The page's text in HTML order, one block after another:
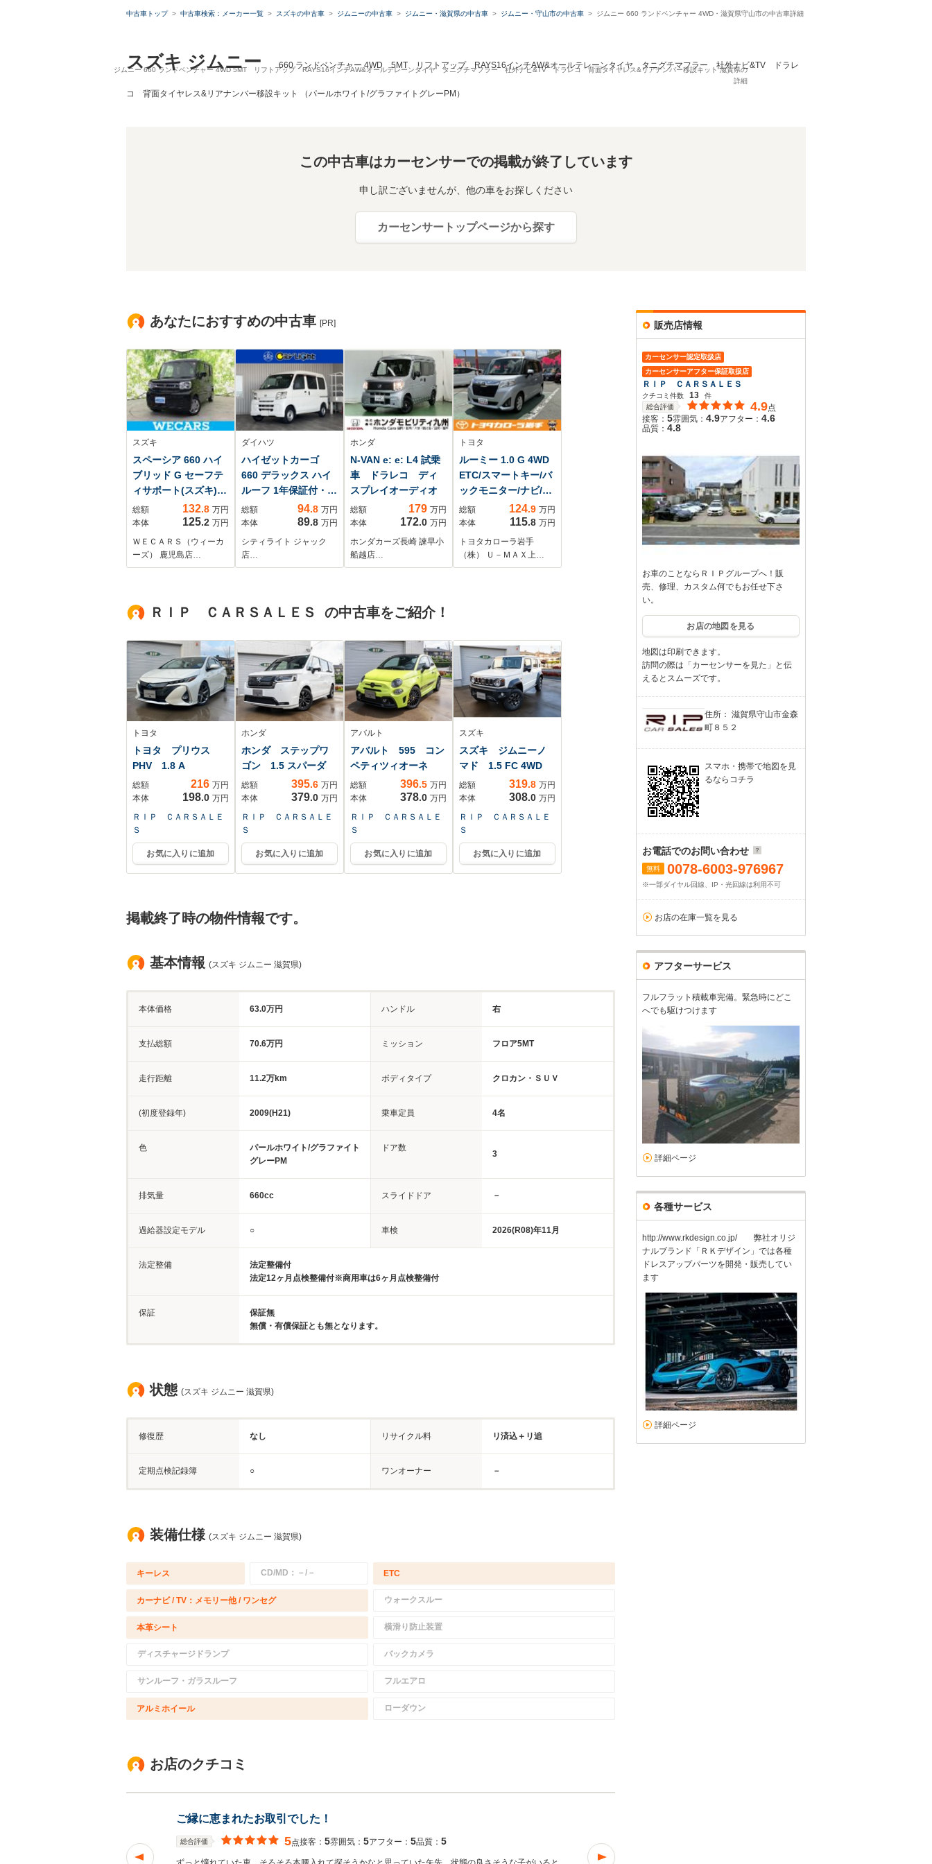
ジムニー 660 ランドベンチャー 4WD 5MT リフトアップ RAYS16インチAW&オールテレーンタイヤ タニグチマフラー 社外ナビ&TV ドラレコ 背面タイヤレス&リアナンバー移設キット 滋賀県の
詳細
中古車トップ 中古車検索：メーカー一覧 スズキの中古車 ジムニーの中古車 ジムニー・滋賀県の中古車 ジムニー・守山市の中古車 ジムニー 660 ランドベンチャー 4WD・滋賀県守山市の中古車詳細
スズキ ジムニー 660 ランドベンチャー 4WD 5MT リフトアップ RAYS16インチAW&オールテレーンタイヤ タニグチマフラー 社外ナビ&TV ドラレ
コ 背面タイヤレス&リアナンバー移設キット （パールホワイト/グラファイトグレーPM）
この中古車はカーセンサーでの掲載が終了しています
申し訳ございませんが、他の車をお探しください
カーセンサートップページから探す
あなたにおすすめの中古車 [PR]
スズキ
スペーシア 660 ハイ
ブリッド G セーフテ
ィサポート(スズキ)/
車線逸脱防止支援シ
ステム/ABS/横滑り防
止装置/アイドリング
ストップ/禁煙車/エア
バッグ 運転席/エアバ
ドウ
総額 132.8 万円
本体
125.2 万円
ＷＥＣＡＲＳ（ウィーカ
ーズ） 鹿児島店…
ダイハツ
ハイゼットカーゴ
660 デラックス ハイ
ルーフ 1年保証付・ロ
ーン2.9パーセント・
ハイルーフ・AM/FM
ラジオ・Wエアバッ
グ・パワーステアリ
ング・パワーウィン
ール・キーレスエン
ーマット・サイドバ
イザー
総額 94.8 万円
本体
89.8 万円
シティライト ジャック
店…
ホンダ
N-VAN e: e: L4 試乗
車 ドラレコ ディ
スプレイオーディオ
総額 179 万円
本体
172.0 万円
ホンダカーズ長崎 諫早小
船越店…
トヨタ
ルーミー 1.0 G 4WD
ETC/スマートキー/バ
ックモニター/ナビ/両
側電動スライドドア
総額 124.9 万円
本体
115.8 万円
トヨタカローラ岩手
（株） Ｕ－ＭＡＸ上…
ＲＩＰ ＣＡＲＳＡＬＥＳ の中古車をご紹介！
トヨタ
トヨタ プリウス
PHV 1.8 A
総額 216 万円
本体
198.0 万円
ＲＩＰ ＣＡＲＳＡＬＥ
Ｓ
お気に入りに追加
ホンダ
ホンダ ステップワ
ゴン 1.5 スパーダ
総額 395.6 万円
本体
379.0 万円
ＲＩＰ ＣＡＲＳＡＬＥ
Ｓ
お気に入りに追加
アバルト
アバルト 595 コン
ペティツィオーネ
総額 396.5 万円
本体
378.0 万円
ＲＩＰ ＣＡＲＳＡＬＥ
Ｓ
お気に入りに追加
スズキ
スズキ ジムニーノ
マド 1.5 FC 4WD
総額 319.8 万円
本体
308.0 万円
ＲＩＰ ＣＡＲＳＡＬＥ
Ｓ
お気に入りに追加
掲載終了時の物件情報です。
基本情報 (スズキ ジムニー 滋賀県)
本体価格 63.0万円 ハンドル 右
支払総額 70.6万円 ミッション フロア5MT
走行距離 11.2万km ボディタイプ クロカン・ＳＵＶ
(初度登録年) 2009(H21) 乗車定員 4名
色
パールホワイト/グラファイト
グレーPM
ドア数
3
排気量 660cc スライドドア －
過給器設定モデル ○ 車検 2026(R08)年11月
法定整備
法定整備付
法定12ヶ月点検整備付※商用車は6ヶ月点検整備付
保証
保証無
無償・有償保証とも無となります。
状態 (スズキ ジムニー 滋賀県)
修復歴 なし リサイクル料 リ済込＋リ追
定期点検記録簿 ○ ワンオーナー －
装備仕様 (スズキ ジムニー 滋賀県)
キーレス CD/MD：－/－ ETC
カーナビ / TV：メモリー他 / ワンセグ ウォークスルー
本革シート 横滑り防止装置
ディスチャージドランプ バックカメラ
サンルーフ・ガラスルーフ フルエアロ
アルミホイール ローダウン
お店のクチコミ
ご縁に恵まれたお取引でした！
総合評価 5点接客： 5雰囲気： 5アフター： 5品質： 5
販売店情報
カーセンサー認定取扱店
カーセンサーアフター保証取扱店
ＲＩＰ ＣＡＲＳＡＬＥＳ
クチコミ件数 13
件
総合評価
4.9点
接客： 5雰囲気： 4.9アフター： 4.6
品質： 4.8
お車のことならＲＩＰグループへ！販
売、修理、カスタム何でもお任せ下さ
い。
お店の地図を見る
地図は印刷できます。
訪問の際は「カーセンサーを見た」と伝
えるとスムーズです。
住所： 滋賀県守山市金森
町８５２
スマホ・携帯で地図を見
るならコチラ
お電話でのお問い合わせ
無料 0078-6003-976967
※一部ダイヤル回線、IP・光回線は利用不可
お店の在庫一覧を見る
アフターサービス
フルフラット積載車完備。緊急時にどこ
へでも駆けつけます
詳細ページ
各種サービス
http://www.rkdesign.co.jp/ 弊社オリジ
ナルブランド「ＲＫデザイン」では各種
ドレスアップパーツを開発・販売してい
ます
詳細ページ